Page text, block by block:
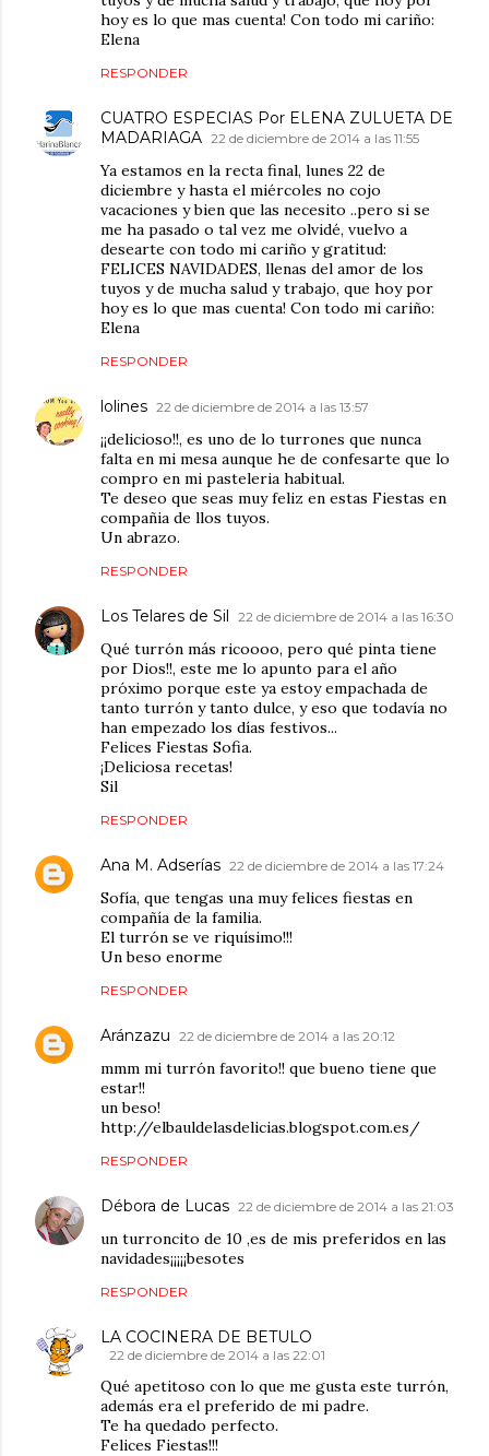
hoy es lo que mas cuenta! Con todo mi cariño:
Elena
RESPONDER
CUATRO ESPECIAS Por ELENA ZULUETA DE
MADARIAGA 22 de diciembre de 2014 a las 11:55
Ya estamos en la recta final, lunes 22 de
diciembre y hasta el miércoles no cojo
vacaciones y bien que las necesito ..pero si se
me ha pasado o tal vez me olvidé, vuelvo a
desearte con todo mi cariño y gratitud:
FELICES NAVIDADES, llenas del amor de los
tuyos y de mucha salud y trabajo, que hoy por
hoy es lo que mas cuenta! Con todo mi cariño:
Elena
RESPONDER
lolines 22 de diciembre de 2014 a las 13:57
¡¡delicioso!!, es uno de lo turrones que nunca
falta en mi mesa aunque he de confesarte que lo
compro en mi pasteleria habitual.
Te deseo que seas muy feliz en estas Fiestas en
compañia de llos tuyos.
Un abrazo.
RESPONDER
Los Telares de Sil 22 de diciembre de 2014 a las 16:30
Qué turrón más ricoooo, pero qué pinta tiene
por Dios!!, este me lo apunto para el año
próximo porque este ya estoy empachada de
tanto turrón y tanto dulce, y eso que todavía no
han empezado los días festivos...
Felices Fiestas Sofia.
¡Deliciosa recetas!
Sil
RESPONDER
Ana M. Adserías 22 de diciembre de 2014 a las 17:24
Sofía, que tengas una muy felices fiestas en
compañía de la familia.
El turrón se ve riquísimo!!!
Un beso enorme
RESPONDER
Aránzazu 22 de diciembre de 2014 a las 20:12
mmm mi turrón favorito!! que bueno tiene que
estar!!
un beso!
http://elbauldelasdelicias.blogspot.com.es/
RESPONDER
Débora de Lucas 22 de diciembre de 2014 a las 21:03
un turroncito de 10 ,es de mis preferidos en las
navidades¡¡¡¡¡besotes
RESPONDER
LA COCINERA DE BETULO
22 de diciembre de 2014 a las 22:01
Qué apetitoso con lo que me gusta este turrón,
además era el preferido de mi padre.
Te ha quedado perfecto.
Felices Fiestas!!!